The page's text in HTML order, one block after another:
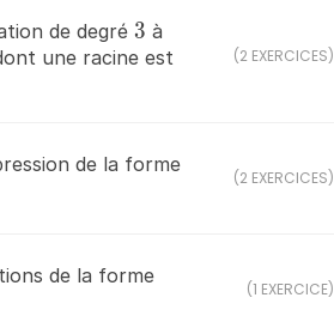
de degré 3
3 à
une racine est
(2 EXERCICES)
de la forme
(2 EXERCICES)
de la forme
(1 EXERCICE)